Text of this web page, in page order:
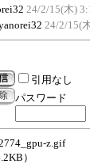
24/2/15(木)
24/2/15(
引用なし
パスワード
z.gif
）